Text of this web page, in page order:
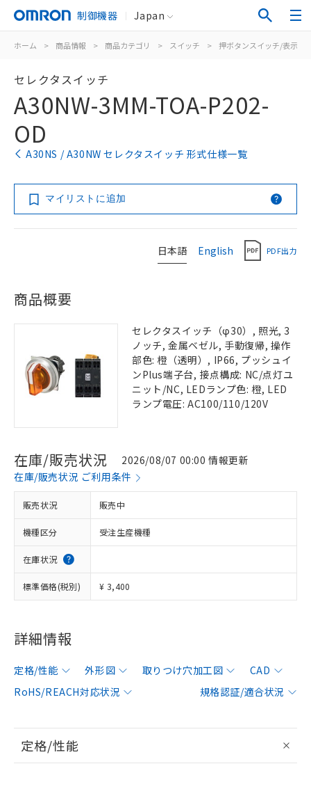
制御機器 Japan
ホーム > 商品情報 > 商品カテゴリ > スイッチ > 押ボタンスイッチ/表示灯
セレクタスイッチ
A30NW-3MM-TOA-P202-
OD
A30NS / A30NW セレクタスイッチ 形式仕様一覧
マイリストに追加
日本語 English PDF出力
商品概要
セレクタスイッチ（φ30）, 照光, 3
ノッチ, 金属ベゼル, 手動復帰, 操作
部色: 橙（透明）, IP66, プッシュイ
ンPlus端子台, 接点構成: NC/点灯ユ
ニット/NC, LEDランプ色: 橙, LED
ランプ電圧: AC100/110/120V
在庫/販売状況
2026/08/07 00:00 情報更新
在庫/販売状況 ご利用条件
販売状況 販売中
機種区分 受注生産機種
在庫状況
標準価格(税別) ¥ 3,400
詳細情報
定格/性能 外形図 取りつけ穴加工図
CAD
RoHS/REACH対応状況
規格認証/適合状況
定格/性能